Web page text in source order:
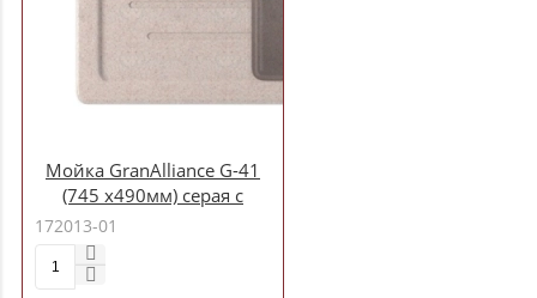
Мойка GranAlliance G-41
(745 х490мм) серая с
сифоном
172013-01